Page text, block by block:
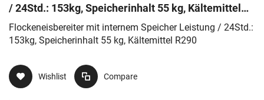
/ 24Std.: 153kg, Speicherinhalt 55 kg, Kältemittel
R290
Flockeneisbereiter mit internem Speicher Leistung / 24Std.:
153kg, Speicherinhalt 55 kg, Kältemittel R290
Wishlist Compare